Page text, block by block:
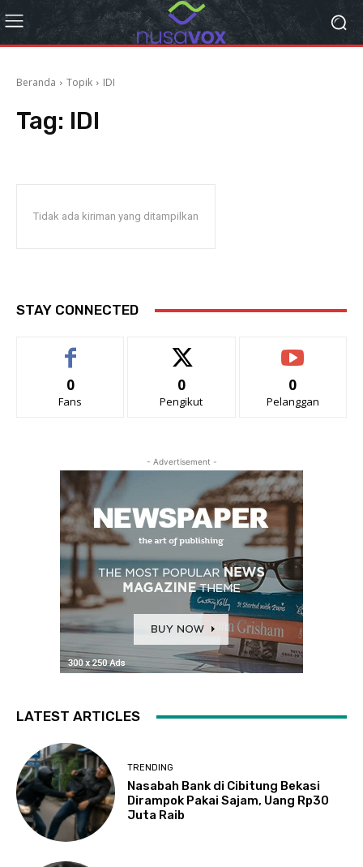
Beranda Topik IDI
Tag: IDI
Tidak ada kiriman yang ditampilkan
STAY CONNECTED
0
Fans
0
Pengikut
0
Pelanggan
- Advertisement -
LATEST ARTICLES
TRENDING
Nasabah Bank di Cibitung Bekasi
Dirampok Pakai Sajam, Uang Rp30
Juta Raib